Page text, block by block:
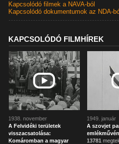
Kapcsolódó filmek a NAVA-ból
Kapcsolódó dokumentumok az NDA-
KAPCSOLÓDÓ FILMHÍREK
1938. november
A Felvidéki területek
visszacsatolása:
Komáromban a magyar
1949. január
A szovjet
13781